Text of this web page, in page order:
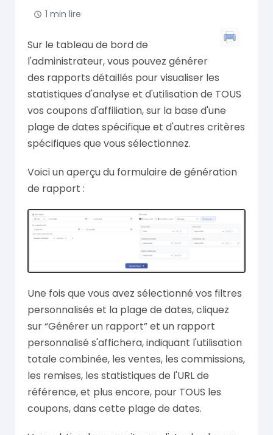
1 min lire
Sur le tableau de bord de
l'administrateur, vous pouvez générer
des rapports détaillés pour visualiser les
statistiques d'analyse et d'utilisation de TOUS
vos coupons d'affiliation, sur la base d'une
plage de dates spécifique et d'autres critères
spécifiques que vous sélectionnez.
Voici un aperçu du formulaire de génération
de rapport :
Une fois que vous avez sélectionné vos filtres
personnalisés et la plage de dates, cliquez
sur “Générer un rapport” et un rapport
personnalisé s'affichera, indiquant l'utilisation
totale combinée, les ventes, les commissions,
les remises, les statistiques de l'URL de
référence, et plus encore, pour TOUS les
coupons, dans cette plage de dates.